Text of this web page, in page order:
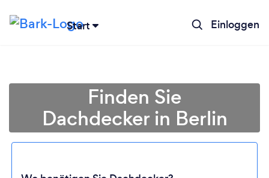
Start Einloggen
Finden Sie
Dachdecker in Berlin